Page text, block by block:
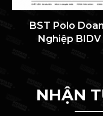
BST Polo
Nghiệp BIDV
NHẬN